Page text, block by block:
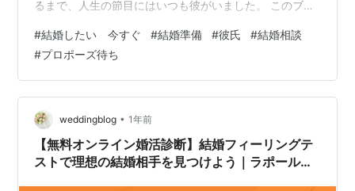
るまで、人生の節目にはいつも彼がいました。 このブロ
婚を前提に」という気持ちで交際していました。大学を
卒業して就職、そして同棲を始め……。同棲をきっかけ
に、改めて彼に結婚したい気持ちを伝えて以来、ずっと
今日まで待ち続けています。 しかし、彼はいつも「仕事
が落ち着いたら」「お金が貯まったら」と、結婚を後回
しにしてきました。6年も一緒にい…
#結婚したい 今すぐ #結婚準備 #彼氏 #結婚相談
#プロポーズ待ち
weddingblog • 1年前
【無料オンライン婚活診断】結婚フィーリングテ
ストで理想の結婚相手を見つけよう｜ラポールア